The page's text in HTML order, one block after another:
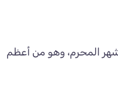
المحرم، وهو من أعظم